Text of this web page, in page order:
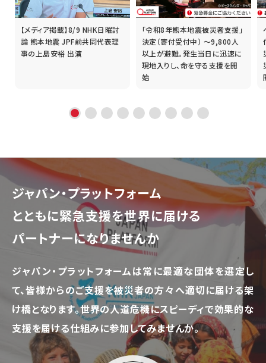
【メディア掲載】8/9 NHK日曜討
論 熊本地震 JPF前共同代表理
事の上島安裕 出演
「令和8年熊本地震被災者支援」
決定（寄付受付中） ～9,800人
以上が避難。発生当日に迅速に
現地入りし、命を守る支援を開
始
ジャパン・プラットフォーム
とともに緊急支援を世界に届ける
パートナーになりませんか
ジャパン・プラットフォームは常に最適な団体を選定し
て、皆様からのご支援を被災者の方々へ適切に届ける架
け橋となります。世界の人道危機にスピーディで効果的な
支援を届ける仕組みに参加してみませんか。